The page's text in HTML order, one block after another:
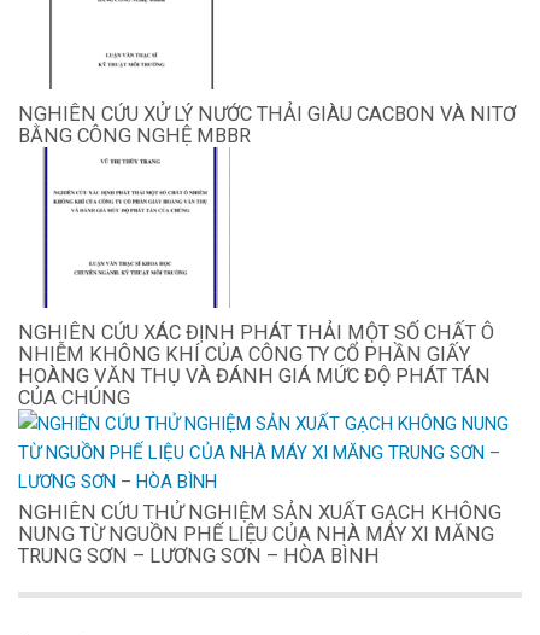
NGHIÊN CỨU XỬ LÝ NƯỚC THẢI GIÀU CACBON VÀ NITƠ
BẰNG CÔNG NGHỆ MBBR
NGHIÊN CỨU XÁC ĐỊNH PHÁT THẢI MỘT SỐ CHẤT Ô
NHIỄM KHÔNG KHÍ CỦA CÔNG TY CỔ PHẦN GIẤY
HOÀNG VĂN THỤ VÀ ĐÁNH GIÁ MỨC ĐỘ PHÁT TÁN
CỦA CHÚNG
NGHIÊN CỨU THỬ NGHIỆM SẢN XUẤT GẠCH KHÔNG
NUNG TỪ NGUỒN PHẾ LIỆU CỦA NHÀ MÁY XI MĂNG
TRUNG SƠN – LƯƠNG SƠN – HÒA BÌNH